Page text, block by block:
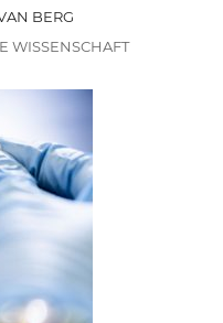
BERG
WISSENSCHAFT